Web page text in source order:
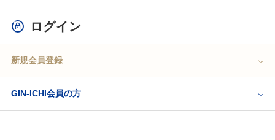
ログイン
新規会員登録
GIN-ICHI会員の方